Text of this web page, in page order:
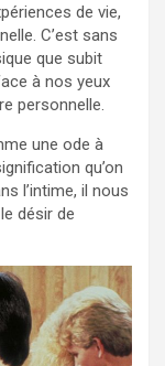
de vie,
C’est sans
que subit
à nos yeux
personnelle.
une ode à
qu’on
l’intime, il nous
désir de